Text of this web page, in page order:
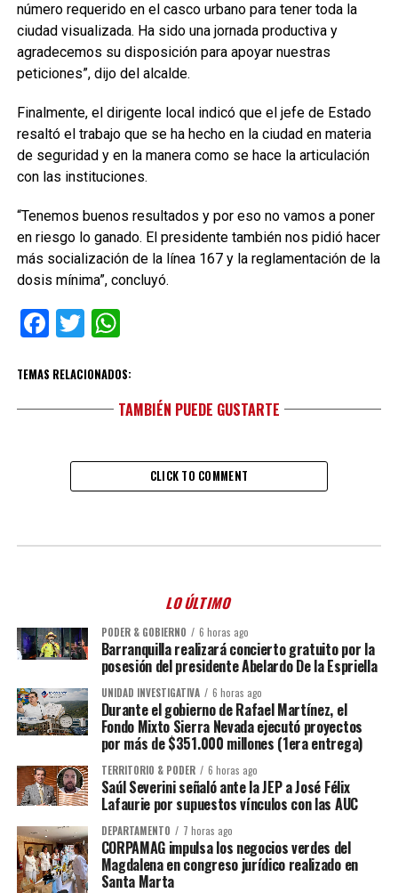
número requerido en el casco urbano para tener toda la
ciudad visualizada. Ha sido una jornada productiva y
agradecemos su disposición para apoyar nuestras
peticiones”, dijo del alcalde.
Finalmente, el dirigente local indicó que el jefe de Estado
resaltó el trabajo que se ha hecho en la ciudad en materia
de seguridad y en la manera como se hace la articulación
con las instituciones.
“Tenemos buenos resultados y por eso no vamos a poner
en riesgo lo ganado. El presidente también nos pidió hacer
más socialización de la línea 167 y la reglamentación de la
dosis mínima”, concluyó.
Facebook
TwitterWhatsApp
TEMAS RELACIONADOS:
TAMBIÉN PUEDE GUSTARTE
CLICK TO COMMENT
LO ÚLTIMO
PODER & GOBIERNO 6 horas ago
Barranquilla realizará concierto gratuito por la
posesión del presidente Abelardo De la Espriella
UNIDAD INVESTIGATIVA 6 horas ago
Durante el gobierno de Rafael Martínez, el
Fondo Mixto Sierra Nevada ejecutó proyectos
por más de $351.000 millones (1era entrega)
TERRITORIO & PODER 6 horas ago
Saúl Severini señaló ante la JEP a José Félix
Lafaurie por supuestos vínculos con las AUC
DEPARTAMENTO 7 horas ago
CORPAMAG impulsa los negocios verdes del
Magdalena en congreso jurídico realizado en
Santa Marta